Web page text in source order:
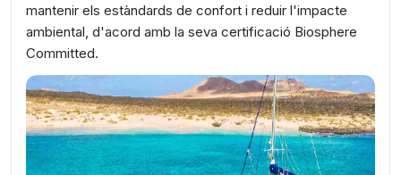
mantenir els estàndards de confort i reduir l'impacte
ambiental, d'acord amb la seva certificació Biosphere
Committed.